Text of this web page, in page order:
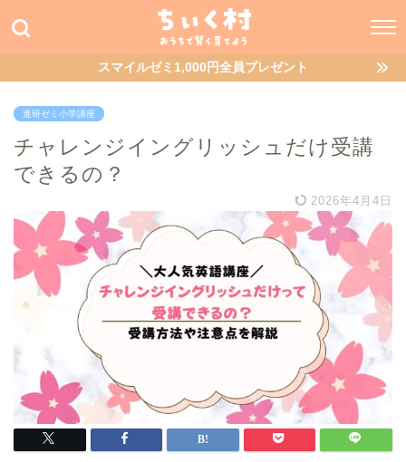
スマイルゼミ1,000円全員プレゼント
進研ゼミ小学講座
チャレンジイングリッシュだけ受講
できるの？
2026年4月4日